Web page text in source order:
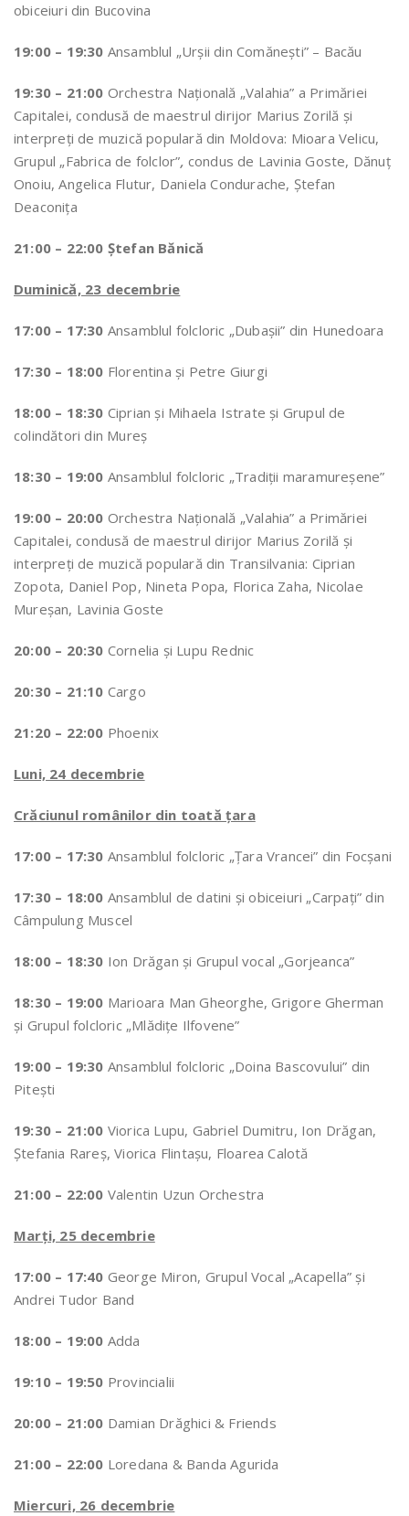
obiceiuri din Bucovina
19:00 – 19:30 Ansamblul „Urșii din Comănești” – Bacău
19:30 – 21:00 Orchestra Națională „Valahia” a Primăriei
Capitalei, condusă de maestrul dirijor Marius Zorilă și
interpreți de muzică populară din Moldova: Mioara Velicu,
Grupul „Fabrica de folclor”, condus de Lavinia Goste, Dănuț
Onoiu, Angelica Flutur, Daniela Condurache, Ștefan
Deaconița
21:00 – 22:00 Ștefan Bănică
Duminică, 23 decembrie
17:00 – 17:30 Ansamblul folcloric „Dubașii” din Hunedoara
17:30 – 18:00 Florentina și Petre Giurgi
18:00 – 18:30 Ciprian şi Mihaela Istrate şi Grupul de
colindători din Mureş
18:30 – 19:00 Ansamblul folcloric „Tradiții maramureșene”
19:00 – 20:00 Orchestra Națională „Valahia” a Primăriei
Capitalei, condusă de maestrul dirijor Marius Zorilă și
interpreți de muzică populară din Transilvania: Ciprian
Zopota, Daniel Pop, Nineta Popa, Florica Zaha, Nicolae
Mureșan, Lavinia Goste
20:00 – 20:30 Cornelia și Lupu Rednic
20:30 – 21:10 Cargo
21:20 – 22:00 Phoenix
Luni, 24 decembrie
Crăciunul românilor din toată țara
17:00 – 17:30 Ansamblul folcloric „Ţara Vrancei” din Focşani
17:30 – 18:00 Ansamblul de datini și obiceiuri „Carpați” din
Câmpulung Muscel
18:00 – 18:30 Ion Drăgan și Grupul vocal „Gorjeanca”
18:30 – 19:00 Marioara Man Gheorghe, Grigore Gherman
și Grupul folcloric „Mlădițe Ilfovene”
19:00 – 19:30 Ansamblul folcloric „Doina Bascovului” din
Pitești
19:30 – 21:00 Viorica Lupu, Gabriel Dumitru, Ion Drăgan,
Ștefania Rareș, Viorica Flintașu, Floarea Calotă
21:00 – 22:00 Valentin Uzun Orchestra
Marţi, 25 decembrie
17:00 – 17:40 George Miron, Grupul Vocal „Acapella” şi
Andrei Tudor Band
18:00 – 19:00 Adda
19:10 – 19:50 Provincialii
20:00 – 21:00 Damian Drăghici & Friends
21:00 – 22:00 Loredana & Banda Agurida
Miercuri, 26 decembrie